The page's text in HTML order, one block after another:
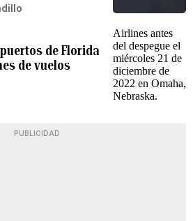
de Florida
de vuelos
PUBLICIDAD